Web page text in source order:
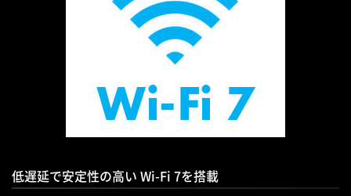
低遅延で安定性の高い Wi-Fi 7を搭載